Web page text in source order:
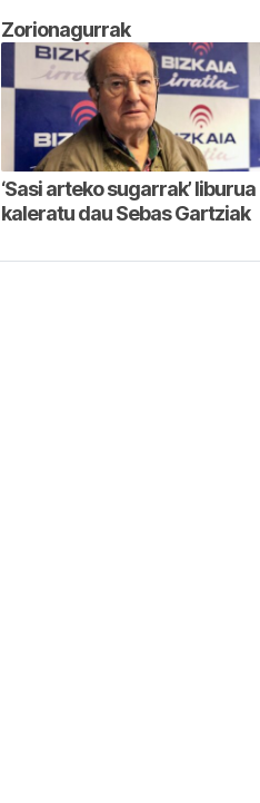
Zorionagurrak
‘Sasi arteko sugarrak’ liburua
kaleratu dau Sebas Gartziak